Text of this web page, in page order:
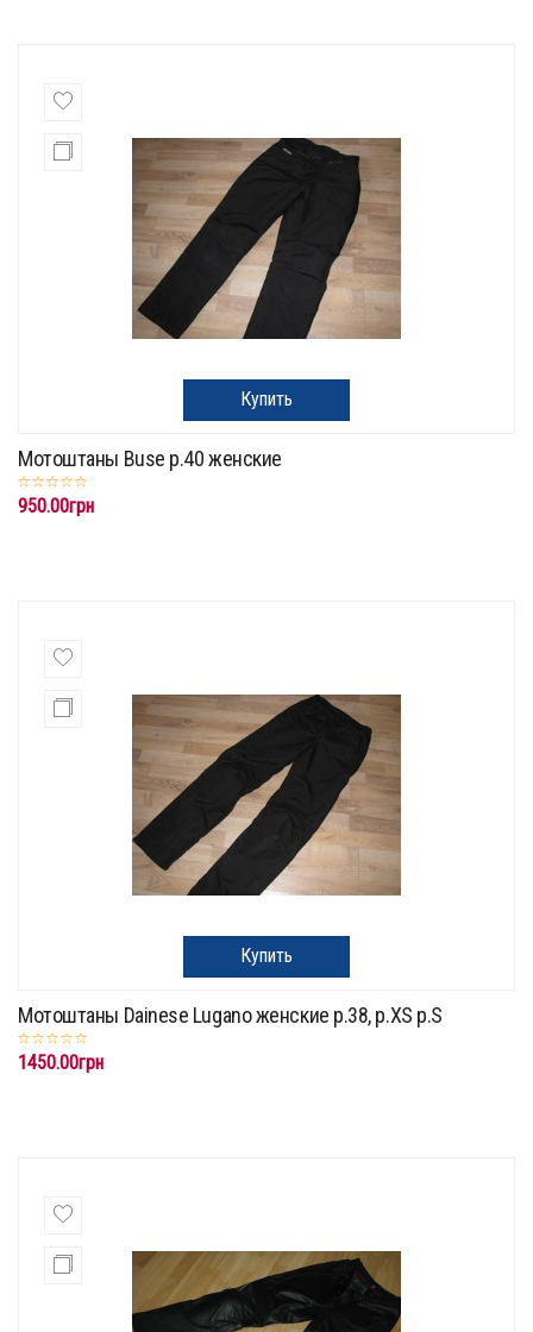
Купить
Мотоштаны Buse p.40 женские
950.00грн
Купить
Мотоштаны Dainese Lugano женские p.38, p.XS p.S
1450.00грн